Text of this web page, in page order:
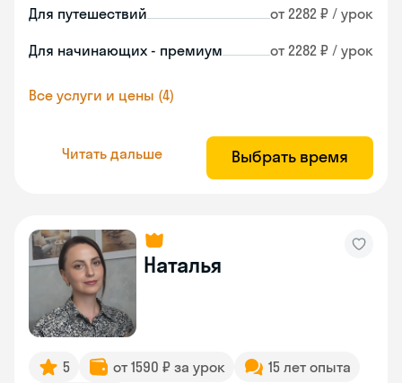
Для путешествий от 2282 ₽ / урок
Для начинающих - премиум от 2282 ₽ / урок
Все услуги и цены (4)
Читать дальше Выбрать время
Наталья
5 от 1590 ₽ за урок
15 лет опыта